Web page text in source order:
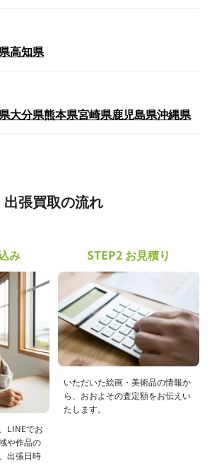
高知県
大分県熊本県宮崎県鹿児島県沖縄県
出張買取の流れ
み
LINEでお
や作品の
出張日時
STEP2 お見積り
いただいた絵画・美術品の情報か
ら、おおよその査定額をお伝えい
たします。